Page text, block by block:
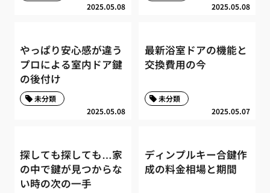
2025.05.08 2025.05.08
やっぱり安心感が違う
プロによる室内ドア鍵
の後付け
2025.05.08
未分類
最新浴室ドアの機能と
交換費用の今
2025.05.07
未分類
探しても探しても…家
の中で鍵が見つからな
い時の次の一手
ディンプルキー合鍵作
成の料金相場と期間